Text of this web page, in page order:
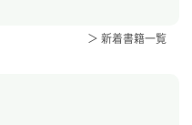
＞ 新着書籍一覧